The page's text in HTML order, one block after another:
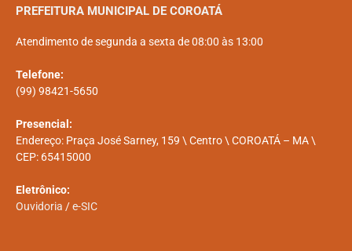
PREFEITURA MUNICIPAL DE COROATÁ
Atendimento de segunda a sexta de 08:00 às 13:00
Telefone:
(99) 98421-5650
Presencial:
Endereço: Praça José Sarney, 159 \ Centro \ COROATÁ – MA \
CEP: 65415000
Eletrônico:
Ouvidoria /e-SIC